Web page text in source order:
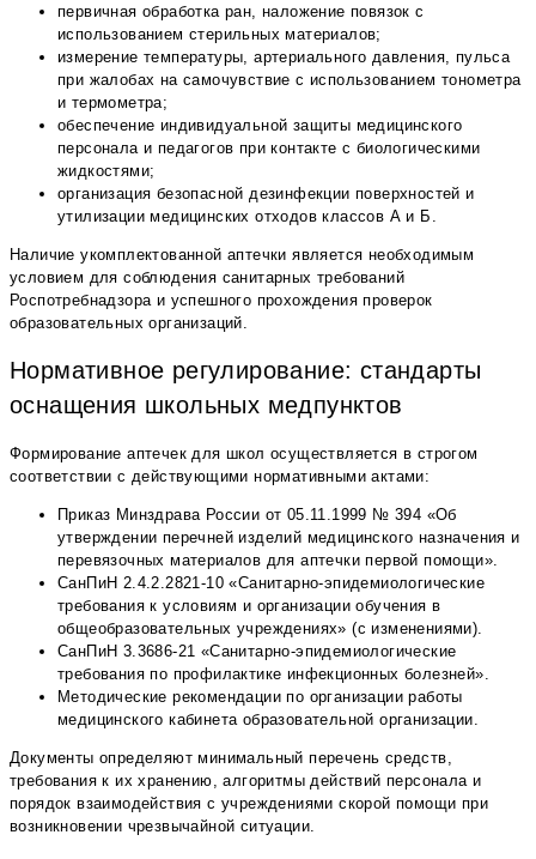
первичная обработка ран, наложение повязок с
использованием стерильных материалов;
измерение температуры, артериального давления, пульса
при жалобах на самочувствие с использованием тонометра
и термометра;
обеспечение индивидуальной защиты медицинского
персонала и педагогов при контакте с биологическими
жидкостями;
организация безопасной дезинфекции поверхностей и
утилизации медицинских отходов классов А и Б.
Наличие укомплектованной аптечки является необходимым
условием для соблюдения санитарных требований
Роспотребнадзора и успешного прохождения проверок
образовательных организаций.
Нормативное регулирование: стандарты
оснащения школьных медпунктов
Формирование аптечек для школ осуществляется в строгом
соответствии с действующими нормативными актами:
Приказ Минздрава России от 05.11.1999 № 394 «Об
утверждении перечней изделий медицинского назначения и
перевязочных материалов для аптечки первой помощи».
СанПиН 2.4.2.2821-10 «Санитарно-эпидемиологические
требования к условиям и организации обучения в
общеобразовательных учреждениях» (с изменениями).
СанПиН 3.3686-21 «Санитарно-эпидемиологические
требования по профилактике инфекционных болезней».
Методические рекомендации по организации работы
медицинского кабинета образовательной организации.
Документы определяют минимальный перечень средств,
требования к их хранению, алгоритмы действий персонала и
порядок взаимодействия с учреждениями скорой помощи при
возникновении чрезвычайной ситуации.